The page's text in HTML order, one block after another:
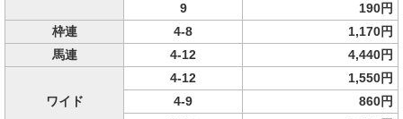
9
190円
枠連
4-8
1,170円
馬連
4-12 4,440円
ワイド
4-12
1,550円
4-9
860円